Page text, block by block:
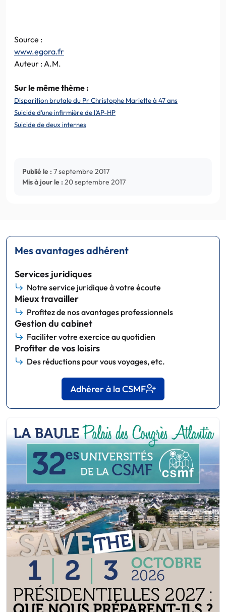
Source :
www.egora.fr
Auteur : A.M.
Sur le même thème :
Disparition brutale du Pr Christophe Mariette à 47 ans
Suicide d’une infirmière de l’AP-HP
Suicide de deux internes
Publié le : 7 septembre 2017
Mis à jour le : 20 septembre 2017
Mes avantages adhérent
Services juridiques
Notre service juridique à votre écoute
Mieux travailler
Profitez de nos avantages professionnels
Gestion du cabinet
Faciliter votre exercice au quotidien
Profiter de vos loisirs
Des réductions pour vous voyages, etc.
Adhérer à la CSMF